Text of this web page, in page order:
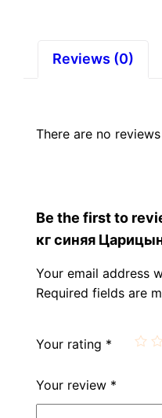
Reviews (0)
There are no
Be the first to
кг синяя
Your email address
Required fields are
Your rating *
Your review *